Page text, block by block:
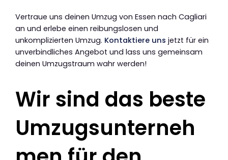
Vertraue uns deinen Umzug von Essen nach Cagliari
an und erlebe einen reibungslosen und
unkomplizierten Umzug. Kontaktiere uns jetzt für ein
unverbindliches Angebot und lass uns gemeinsam
deinen Umzugstraum wahr werden!
Wir sind das beste
Umzugsunterneh